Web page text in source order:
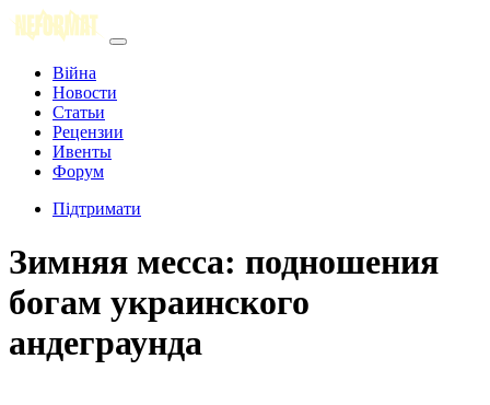
Війна
Новости
Статьи
Рецензии
Ивенты
Форум
Підтримати
Зимняя месса: подношения
богам украинского
андеграунда